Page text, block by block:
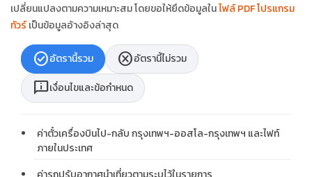
เปลี่ยนแปลงตามความเหมาะสม โดยขอให้ยึดข้อมูลในไฟล์ PDF โปรแกรม
ทัวร์เป็นข้อมูลอ้างอิงล่าสุด
check_circleอัตรานี้รวม cancelอัตรานี้ไม่รวม
chat_infoเงื่อนไขและข้อกำหนด
ค่าตั๋วเครื่องบินไป-กลับ กรุงเทพฯ-ออสโล-กรุงเทพฯ และไฟท์
ภายในประเทศ